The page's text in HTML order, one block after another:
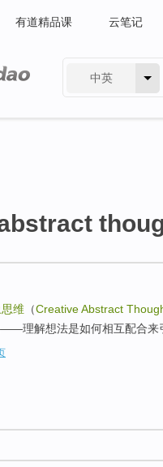
有道精品课 云笔记
中英
维 （Creative Abstract
理解想法是如何相互配合来